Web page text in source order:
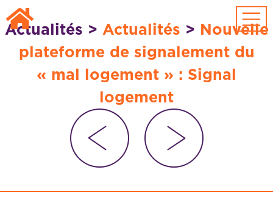
Passer au contenu principal
Actualités > Actualités > Nouvelle
plateforme de signalement du
« mal logement » : Signal
logement